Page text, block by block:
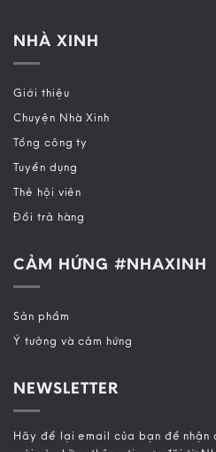
NHÀ XINH
Giới thiệu
Chuyện Nhà Xinh
Tổng công ty
Tuyển dụng
Thẻ hội viên
Đổi trả hàng
CẢM HỨNG #NHAXINH
Sản phẩm
Ý tưởng và cảm hứng
NEWSLETTER
Hãy để lại email của bạn để nhận